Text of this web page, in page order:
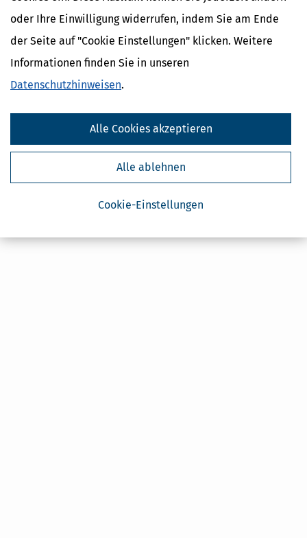
oder Ihre Einwilligung widerrufen, indem Sie am Ende
der Seite auf "Cookie Einstellungen" klicken. Weitere
Informationen finden Sie in unseren
Datenschutzhinweisen.
Cookie-Einstellungen
Alle ablehnen
Alle Cookies akzeptieren
Absenden
Steuertipps
Steuertipps Selbstständige
Ja, ich möchte die kostenlosen Newsletter
Datenschutzhinweisehabe ich gelesen.
Abbestellung des Newsletters widerrufen.